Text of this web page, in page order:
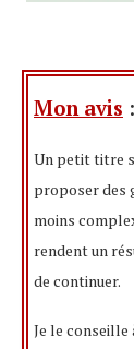
Mon avis
Un petit titre
proposer des
moins
rendent un
de continuer.
Je le conseille